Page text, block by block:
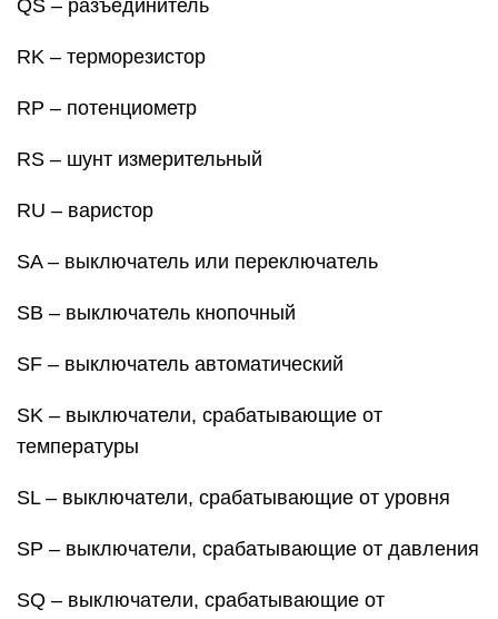
QS – разъединитель
RK – терморезистор
RP – потенциометр
RS – шунт измерительный
RU – варистор
SA – выключатель или переключатель
SB – выключатель кнопочный
SF – выключатель автоматический
SK – выключатели, срабатывающие от
температуры
SL – выключатели, срабатывающие от уровня
SP – выключатели, срабатывающие от давления
SQ – выключатели, срабатывающие от